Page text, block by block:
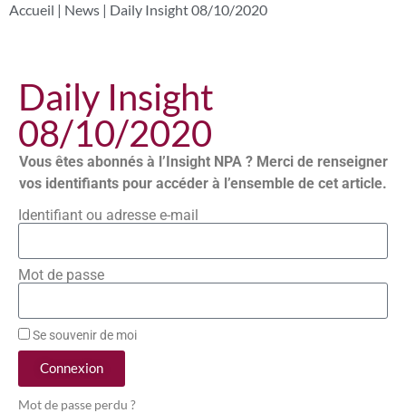
Accueil | News | Daily Insight 08/10/2020
Daily Insight
08/10/2020
Vous êtes abonnés à l’Insight NPA ? Merci de renseigner
vos identifiants pour accéder à l’ensemble de cet article.
Identifiant ou adresse e-mail
Mot de passe
Se souvenir de moi
Connexion
Mot de passe perdu ?